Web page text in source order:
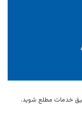
خدمات مطلع شوید.